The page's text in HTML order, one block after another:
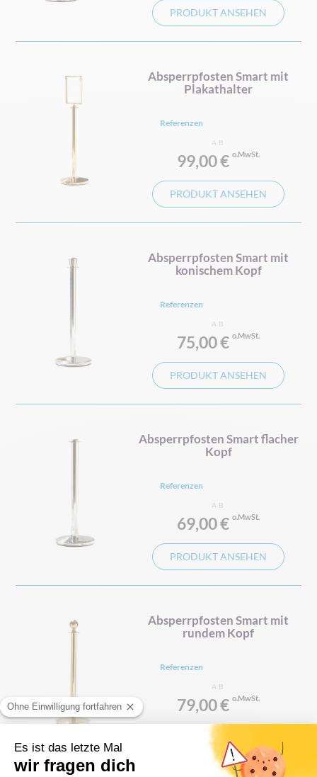
PRODUKT ANSEHEN
Absperrpfosten Smart mit
Plakathalter
Referenzen
AB
99,00 €
PRODUKT ANSEHEN
Absperrpfosten Smart mit
konischem Kopf
Referenzen
AB
75,00 €
PRODUKT ANSEHEN
Absperrpfosten Smart flacher
Kopf
Referenzen
AB
69,00 €
PRODUKT ANSEHEN
Absperrpfosten Smart mit
rundem Kopf
Referenzen
AB
79,00 €
PRODUKT ANSEHEN